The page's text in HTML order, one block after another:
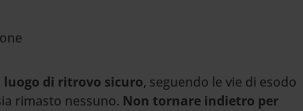
luogo di ritrovo sicuro, seguendo le vie di esodo
rimasto nessuno. Non tornare indietro per